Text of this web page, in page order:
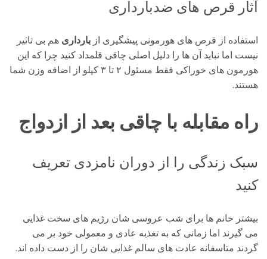
آثار قرص های ضدبارداری
استفاده از قرص های هورمونی پیشگیری از بارداری هم بی تاثیر
نیست اما نباید آن ها را دلیل اصلی چاقی قلمداد کنید چرا که این
هورمون های خوراکی فقط مسئول ۲ تا ۳ کیلو از اضافه وزن شما
هستند.
راه مقابله با چاقی بعد از ازدواج
سبک زندگی را از دوران نامزدی تعریف
کنید
بیشتر خانم ها برای شب عروسی شان رژیم های سخت غذایی
می گیرند اما زمانی که به تغذیه عادی و معمولی خود بر می
گردند متاسفانه عادت های سالم غذایی شان را از دست داده اند.